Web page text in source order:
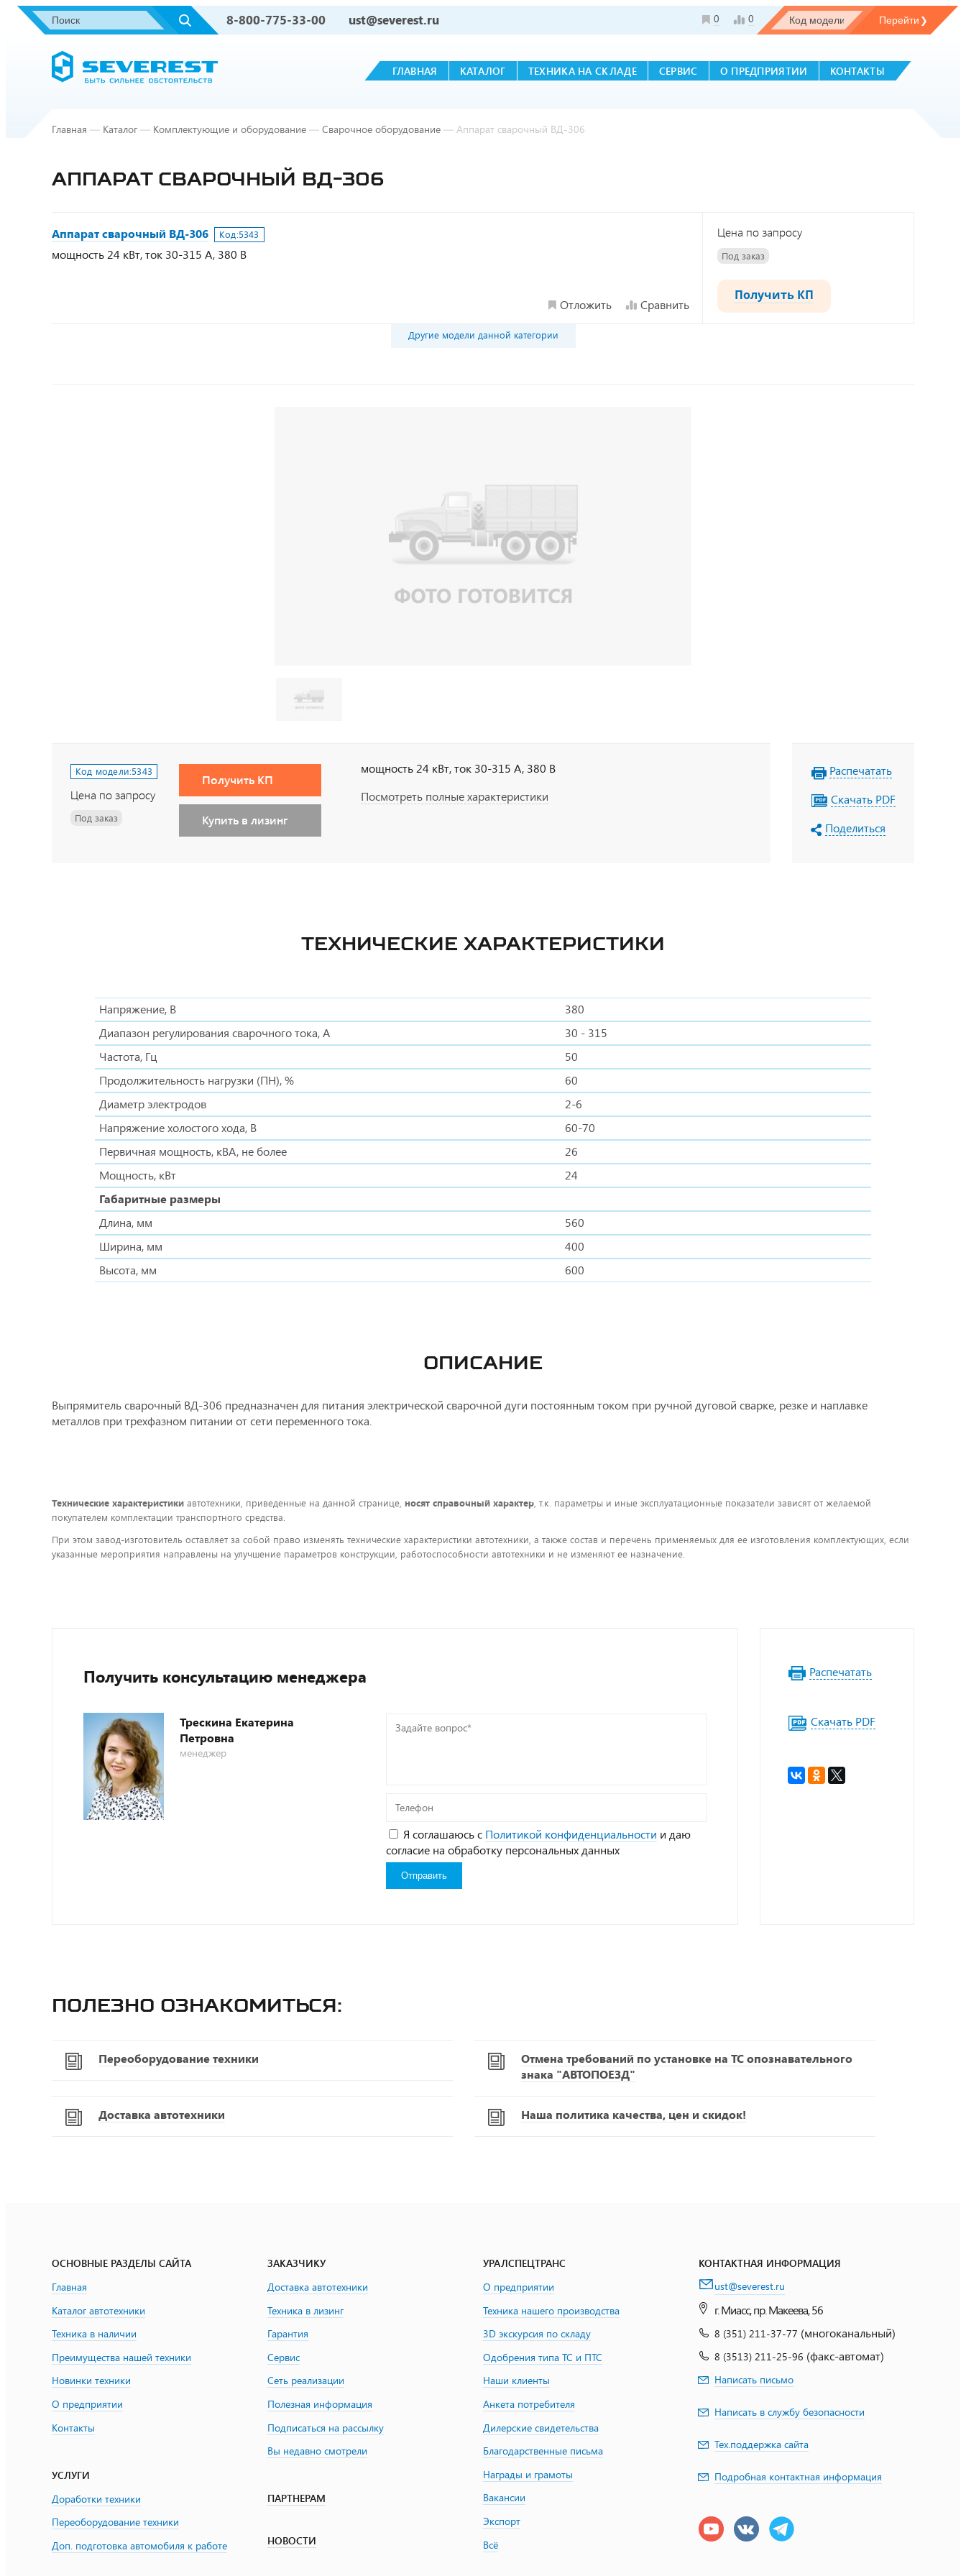
8-800-775-33-00 ust@severest.ru 0 0
ГЛАВНАЯ КАТАЛОГ ТЕХНИКА НА СКЛАДЕ СЕРВИС О ПРЕДПРИЯТИИ КОНТАКТЫ
Главная — Каталог — Комплектующие и оборудование — Сварочное оборудование — Аппарат сварочный ВД-306
АППАРАТ СВАРОЧНЫЙ ВД-306
Аппарат сварочный ВД-306 Код:5343
мощность 24 кВт, ток 30-315 А, 380 В
Отложить Сравнить
Цена по запросу
Под заказ
Получить КП
Другие модели данной категории
Код модели:5343
Цена по запросу
Под заказ
Получить КП
Купить в лизинг
мощность 24 кВт, ток 30-315 А, 380 В
Посмотреть полные характеристики
Распечатать
Скачать PDF
Поделиться
ТЕХНИЧЕСКИЕ ХАРАКТЕРИСТИКИ
Напряжение, В
380
Диапазон регулирования сварочного тока, А
30 - 315
Частота, Гц
50
Продолжительность нагрузки (ПН), %
60
Диаметр электродов
2-6
Напряжение холостого хода, В
60-70
Первичная мощность, кВА, не более
26
Мощность, кВт
24
Габаритные размеры
Длина, мм
560
Ширина, мм
400
Высота, мм
600
ОПИСАНИЕ
Выпрямитель сварочный ВД-306 предназначен для питания электрической сварочной дуги постоянным током при ручной дуговой сварке, резке и наплавке
металлов при трехфазном питании от сети переменного тока.
Технические характеристики автотехники, приведенные на данной странице, носят справочный характер, т.к. параметры и иные эксплуатационные показатели зависят от желаемой
покупателем комплектации транспортного средства.
При этом завод-изготовитель оставляет за собой право изменять технические характеристики автотехники, а также состав и перечень применяемых для ее изготовления комплектующих, если
указанные мероприятия направлены на улучшение параметров конструкции, работоспособности автотехники и не изменяют ее назначение.
Получить консультацию менеджера
Трескина Екатерина
Петровна
менеджер
Задайте
Телефон
Я соглашаюсь с Политикой конфиденциальности и даю
согласие на обработку персональных данных
Распечатать
Скачать PDF
Полезно ознакомиться:
Переоборудование техники
Отмена требований по установке на ТС опознавательного
знака "АВТОПОЕЗД"
Доставка автотехники Наша политика качества, цен и скидок!
ОСНОВНЫЕ РАЗДЕЛЫ САЙТА
Главная
Каталог автотехники
Техника в наличии
Преимущества нашей техники
Новинки техники
О предприятии
Контакты
УСЛУГИ
Доработки техники
Переоборудование техники
Доп. подготовка автомобиля к работе
ЗАКАЗЧИКУ
Доставка автотехники
Техника в лизинг
Гарантия
Сервис
Сеть реализации
Полезная информация
Подписаться на рассылку
Вы недавно смотрели
ПАРТНЕРАМ
НОВОСТИ
УРАЛСПЕЦТРАНС
О предприятии
Техника нашего производства
3D экскурсия по складу
Одобрения типа ТС и ПТС
Наши клиенты
Анкета потребителя
Дилерские свидетельства
Благодарственные письма
Награды и грамоты
Вакансии
Экспорт
Всё
КОНТАКТНАЯ ИНФОРМАЦИЯ
ust@severest.ru
г. Миасс, пр. Макеева, 56
8 (351) 211-37-77 (многоканальный)
8 (3513) 211-25-96 (факс-автомат)
Написать письмо
Написать в службу безопасности
Тех.поддержка сайта
Подробная контактная информация